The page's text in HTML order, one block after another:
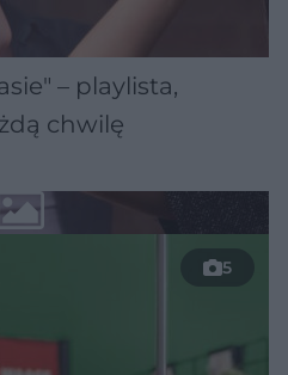
– playlista,
chwilę
5